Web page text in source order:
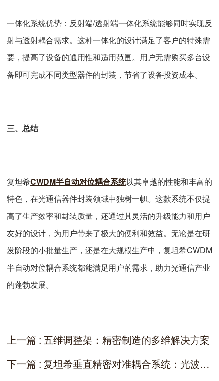
一体化系统优势：反射端/透射端一体化系统能够同时实现反
射与透射耦合需求。这种一体化的设计满足了客户的特殊需
要，提高了设备的通用性和适用范围。用户无需购买多台设
备即可完成不同类型器件的封装，节省了设备投资成本。
三、总结
复坦希CWDM半自动对位耦合系统以其卓越的性能和丰富的
特色，在光通信器件封装领域中独树一帜。这款系统不仅提
高了生产效率和封装质量，还通过其灵活的升级能力和用户
友好的设计，为用户带来了极大的便利和效益。无论是在研
发阶段的小批量生产，还是在大规模生产中，复坦希CWDM
半自动对位耦合系统都能满足用户的需求，助力光通信产业
的蓬勃发展。
上一篇 : 五维调整架：精密制造的多维解决方案
下一篇 : 复坦希垂直精密对准耦合系统：光波导器件封装的高精度解决方案